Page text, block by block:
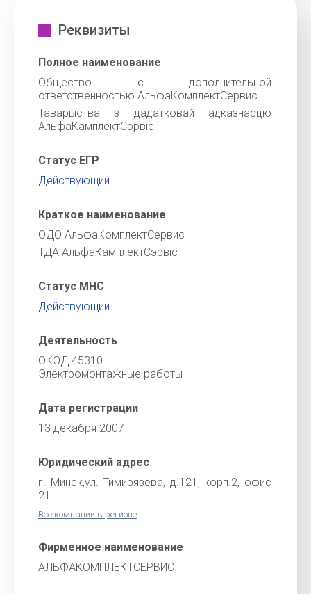
Реквизиты
Полное наименование
Общество с дополнительной
ответственностью АльфаКомплектСервис
Таварыства з дадатковай адказнасцю
АльфаКамплектСэрвiс
Статус ЕГР
Действующий
Краткое наименование
ОДО АльфаКомплектСервис
ТДА АльфаКамплектСэрвic
Статус МНС
Действующий
Деятельность
ОКЭД 45310
Электромонтажные работы
Дата регистрации
13 декабря 2007
Юридический адрес
г. Минск,ул. Тимирязева, д.121, корп.2, офис
21
Все компании в регионе
Фирменное наименование
АЛЬФАКОМПЛЕКТСЕРВИС